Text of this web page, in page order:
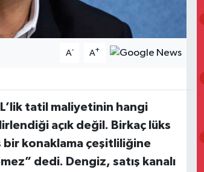
A- A+
tatil maliyetinin hangi
açık değil. Birkaç lüks
konaklama çeşitliliğine
dedi. Dengiz, satış kanalı